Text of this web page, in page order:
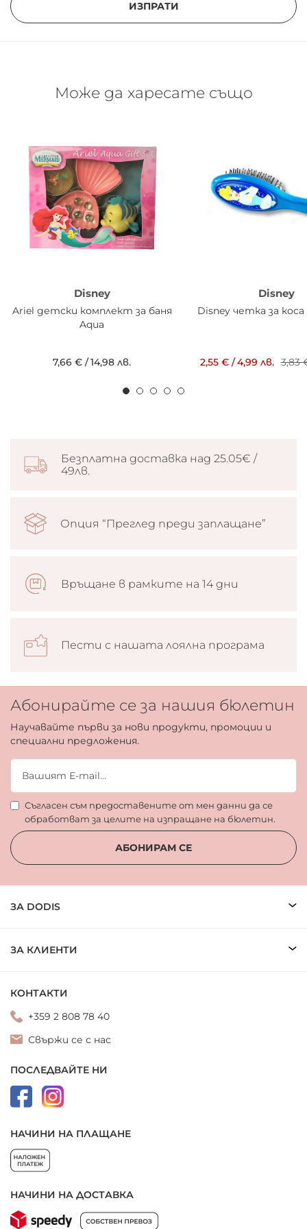
ИЗПРАТИ
Може да харесате също
Disney
Ariel детски комплект за баня
Aqua
7,66 € /14,98 лв.
Disney
Disney четка за
2,55 €/4,99 лв. 3,83
Безплатна доставка над 25.05€ /
49лв.
Опция “Преглед преди заплащане”
Връщане в рамките на 14 дни
Пести с нашата лоялна програма
Абонирайте се за нашия бюлетин
Научавайте първи за нови продукти, промоции и
специални предложения.
Съгласен съм предоставените от мен данни да се
обработват за целите на изпращане на бюлетин.
АБОНИРАМ СЕ
ЗА DODIS
ЗА КЛИЕНТИ
КОНТАКТИ
+359 2 808 78 40
Свържи се с нас
ПОСЛЕДВАЙТЕ НИ
НАЧИНИ НА ПЛАЩАНЕ
НАЧИНИ НА ДОСТАВКА